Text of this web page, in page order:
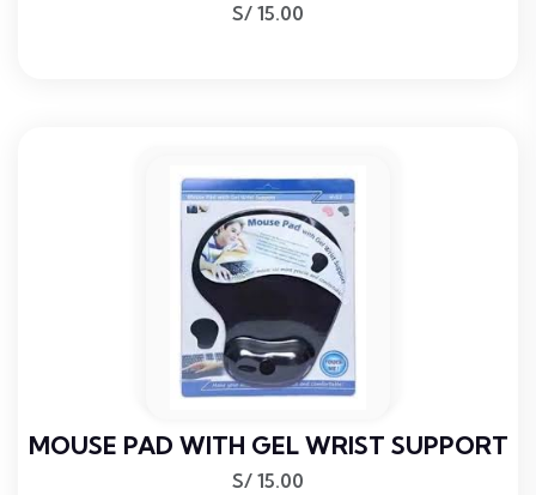
S/ 15.00
MOUSE PAD WITH GEL WRIST SUPPORT
S/ 15.00